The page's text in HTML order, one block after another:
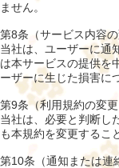
ません。
第8条（サービス内容の
当社は、ユーザーに通
は本サービスの提供を
ーザーに生じた損害に
第9条（利用規約の変更
当社は、必要と判断し
も本規約を変更するこ
第10条（通知または連